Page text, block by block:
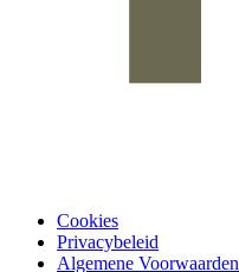
Cookies
Privacybeleid
Algemene Voorwaarden